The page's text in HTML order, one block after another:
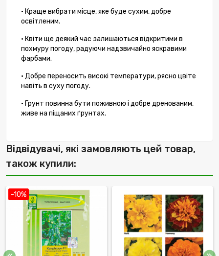
• Краще вибрати місце, яке буде сухим, добре
освітленим.
• Квіти ще деякий час залишаються відкритими в
похмуру погоду, радуючи надзвичайно яскравими
фарбами.
• Добре переносить високі температури, рясно цвіте
навіть в суху погоду.
• Грунт повинна бути поживною і добре дренованим,
живе на піщаних ґрунтах.
Відвідувачі, які замовляють цей товар,
також купили:
-10%